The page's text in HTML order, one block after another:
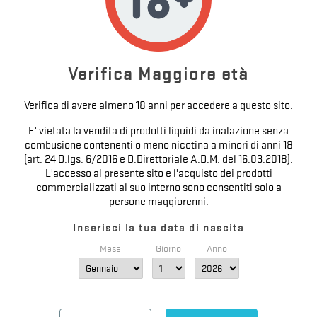
MINERVA DNA 40W - GALACTIKA MOD -
BOTTOM FEEDER -...
Prezzo
350,00 €

Visualizzati 1-2 su 2 articoli
1
Verifica Maggiore età
Verifica di avere almeno 18 anni per accedere a questo sito.
E' vietata la vendita di prodotti liquidi da inalazione senza
combusione contenenti o meno nicotina a minori di anni 18
(art. 24 D.lgs. 6/2016 e D.Direttoriale A.D.M. del 16.03.2018).
L'accesso al presente sito e l'acquisto dei prodotti
commercializzati al suo interno sono consentiti solo a
persone maggiorenni.
Inserisci la tua data di nascita
Mese Giorno Anno